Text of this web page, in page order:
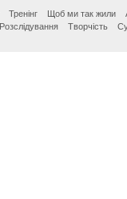
Тренінг Щоб ми так жили
Розслідування Творчість